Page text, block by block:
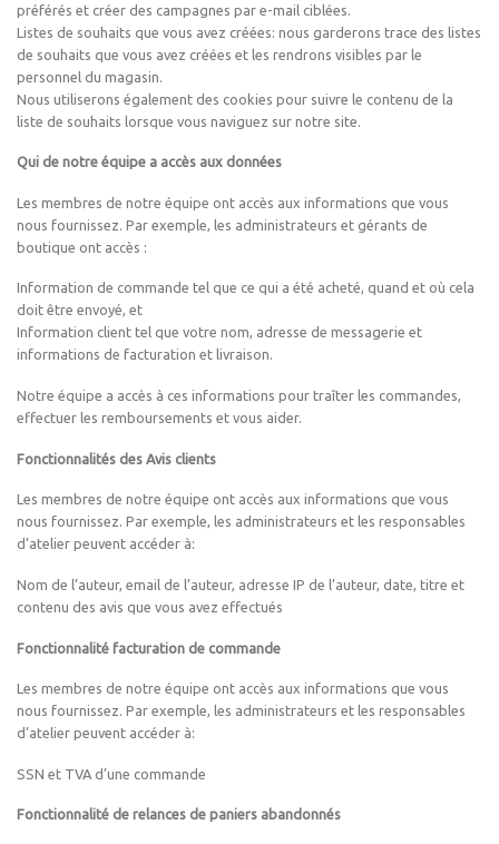
préférés et créer des campagnes par e-mail ciblées.
Listes de souhaits que vous avez créées: nous garderons trace des listes
de souhaits que vous avez créées et les rendrons visibles par le
personnel du magasin.
Nous utiliserons également des cookies pour suivre le contenu de la
liste de souhaits lorsque vous naviguez sur notre site.
Qui de notre équipe a accès aux données
Les membres de notre équipe ont accès aux informations que vous
nous fournissez. Par exemple, les administrateurs et gérants de
boutique ont accès :
Information de commande tel que ce qui a été acheté, quand et où cela
doit être envoyé, et
Information client tel que votre nom, adresse de messagerie et
informations de facturation et livraison.
Notre équipe a accès à ces informations pour traîter les commandes,
effectuer les remboursements et vous aider.
Fonctionnalités des Avis clients
Les membres de notre équipe ont accès aux informations que vous
nous fournissez. Par exemple, les administrateurs et les responsables
d’atelier peuvent accéder à:
Nom de l’auteur, email de l’auteur, adresse IP de l’auteur, date, titre et
contenu des avis que vous avez effectués
Fonctionnalité facturation de commande
Les membres de notre équipe ont accès aux informations que vous
nous fournissez. Par exemple, les administrateurs et les responsables
d’atelier peuvent accéder à:
SSN et TVA d’une commande
Fonctionnalité de relances de paniers abandonnés